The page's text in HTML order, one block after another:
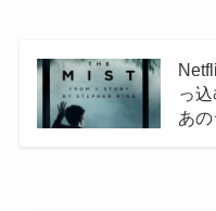
っ
あ